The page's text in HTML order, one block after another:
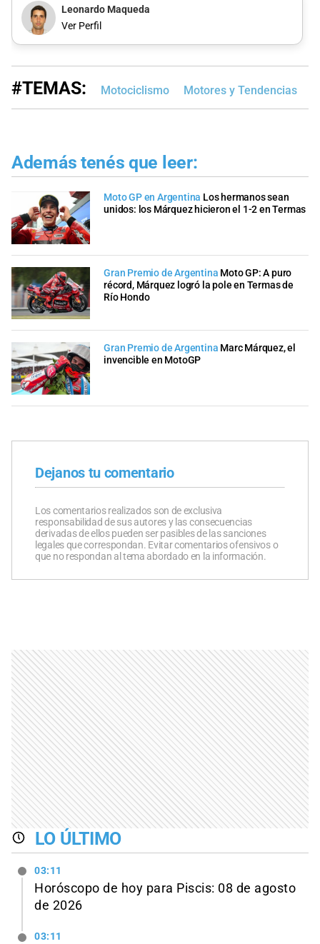
Leonardo Maqueda
Ver Perfil
#TEMAS: Motociclismo Motores y Tendencias
Además tenés que leer:
Moto GP en Argentina Los hermanos sean
unidos: los Márquez hicieron el 1-2 en Termas
Gran Premio de Argentina Moto GP: A puro
récord, Márquez logró la pole en Termas de
Río Hondo
Gran Premio de Argentina Marc Márquez, el
invencible en MotoGP
Dejanos tu comentario
Los comentarios realizados son de exclusiva
responsabilidad de sus autores y las consecuencias
derivadas de ellos pueden ser pasibles de las sanciones
legales que correspondan. Evitar comentarios ofensivos o
que no respondan al tema abordado en la información.
LO ÚLTIMO
03:11
Horóscopo de hoy para Piscis: 08 de agosto
de 2026
03:11